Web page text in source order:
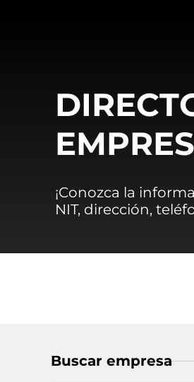
¡Conozca la
NIT, dirección,
Buscar empresa